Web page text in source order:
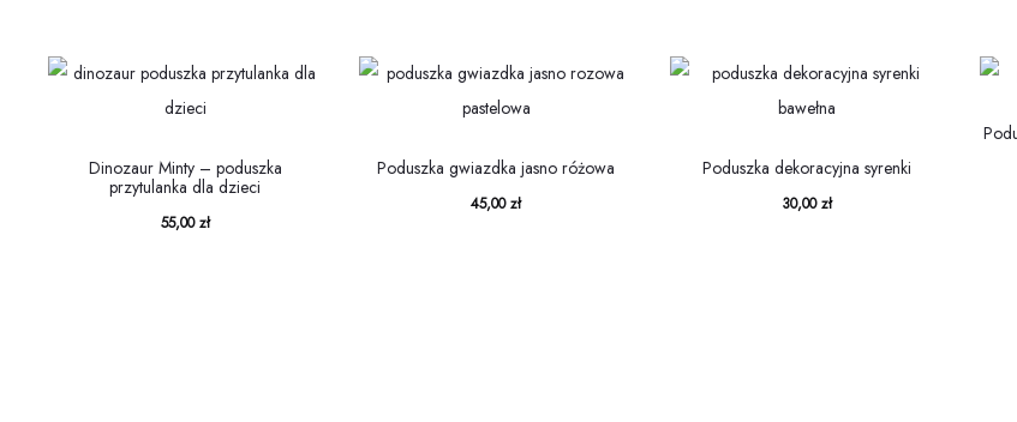
Dinozaur Minty – poduszka
przytulanka dla dzieci
55,00zł
Poduszka gwiazdka jasno różowa
45,00zł
Poduszka dekoracyjna syrenki
30,00zł